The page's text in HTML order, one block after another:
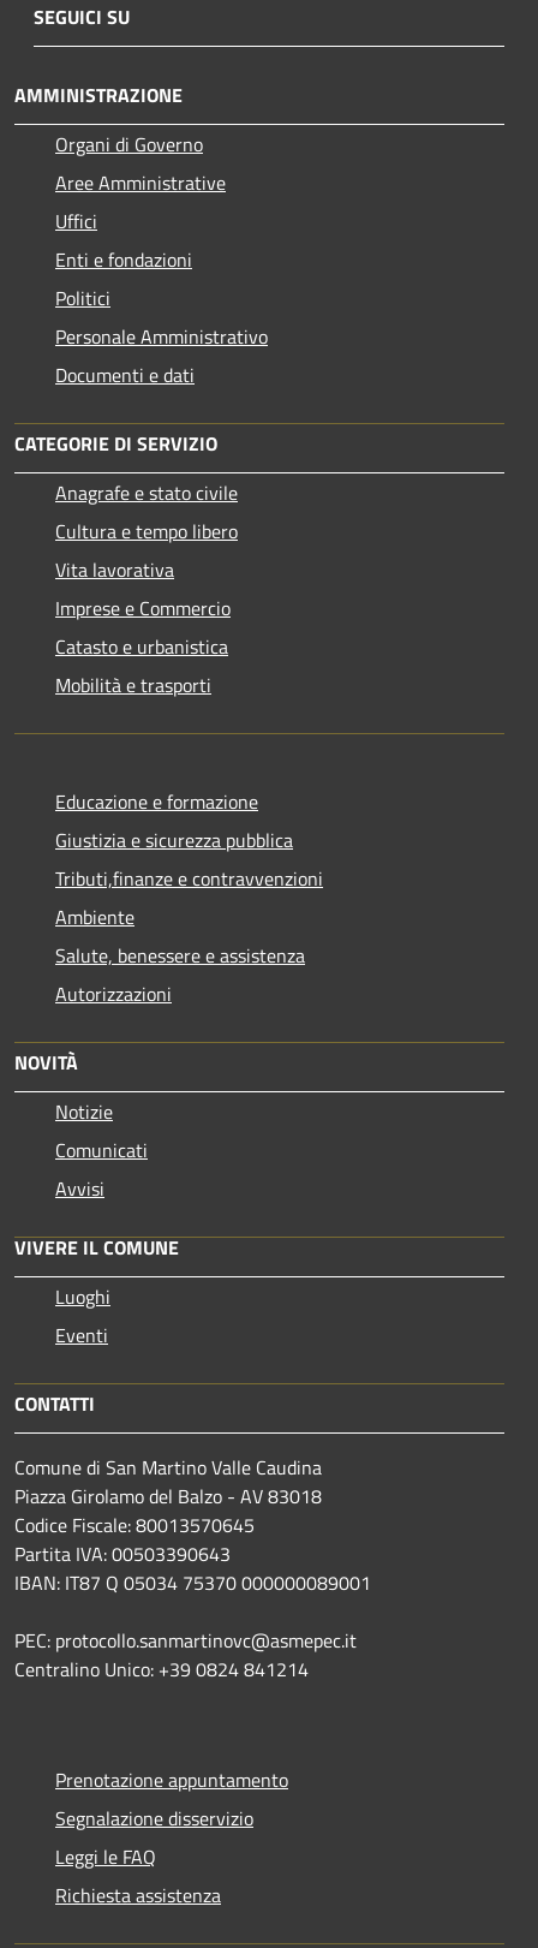
SEGUICI SU
AMMINISTRAZIONE
Organi di Governo
Aree Amministrative
Uffici
Enti e fondazioni
Politici
Personale Amministrativo
Documenti e dati
CATEGORIE DI SERVIZIO
Anagrafe e stato civile
Cultura e tempo libero
Vita lavorativa
Imprese e Commercio
Catasto e urbanistica
Mobilità e trasporti
Educazione e formazione
Giustizia e sicurezza pubblica
Tributi,finanze e contravvenzioni
Ambiente
Salute, benessere e assistenza
Autorizzazioni
NOVITÀ
Notizie
Comunicati
Avvisi
VIVERE IL COMUNE
Luoghi
Eventi
CONTATTI
Comune di San Martino Valle Caudina
Piazza Girolamo del Balzo - AV 83018
Codice Fiscale: 80013570645
Partita IVA: 00503390643
IBAN: IT87 Q 05034 75370 000000089001
PEC: protocollo.sanmartinovc@asmepec.it
Centralino Unico: +39 0824 841214
Prenotazione appuntamento
Segnalazione disservizio
Leggi le FAQ
Richiesta assistenza